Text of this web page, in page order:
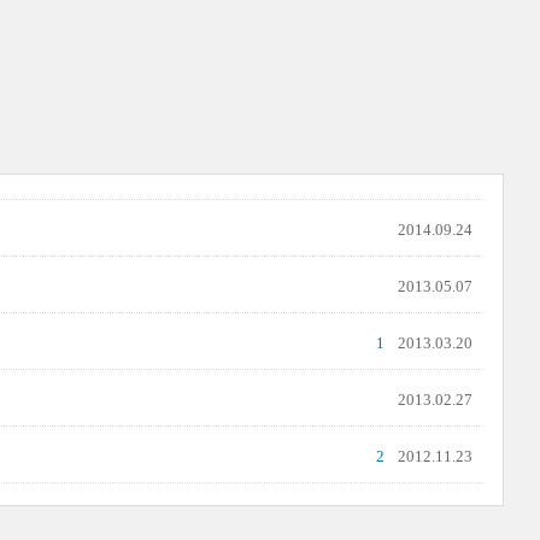
2014.09.24
2013.05.07
2013.03.20
1
2013.02.27
2012.11.23
2